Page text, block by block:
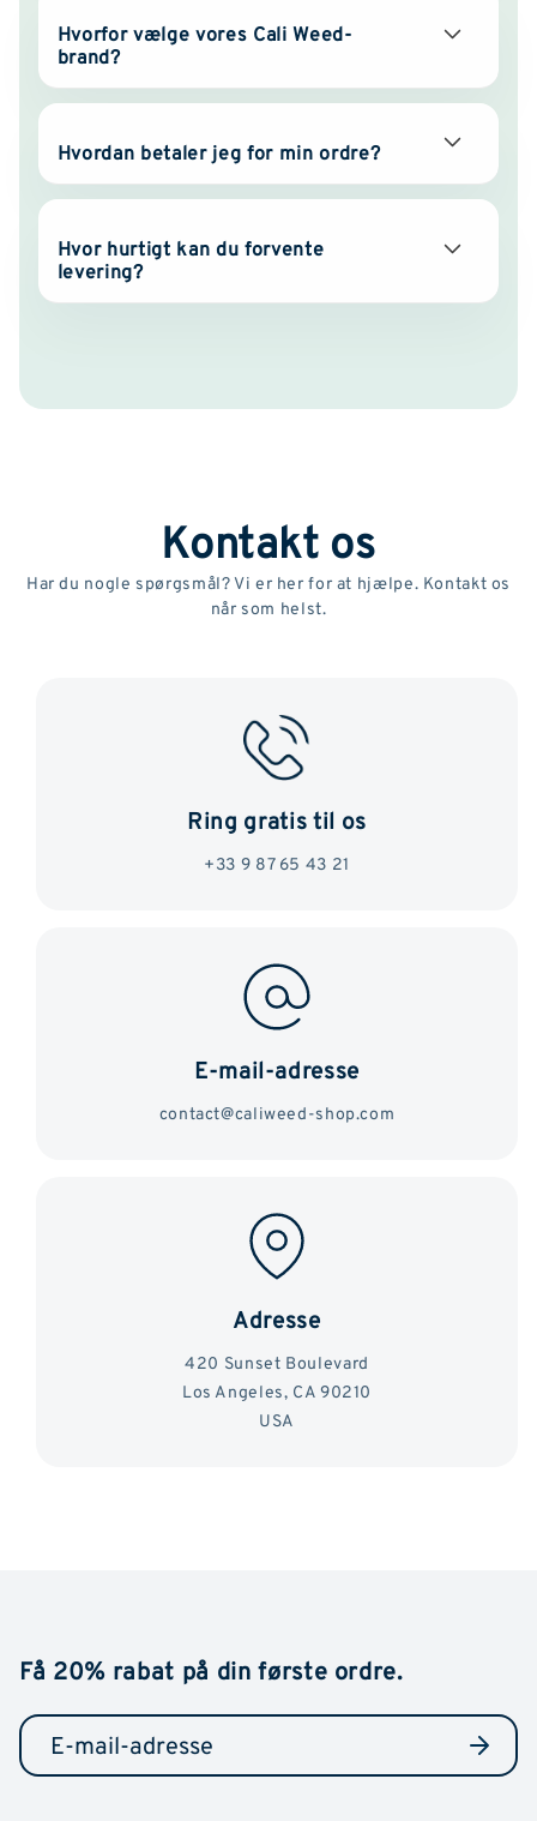
Hvorfor vælge vores Cali Weed-
brand?
Hvordan betaler jeg for min ordre?
Hvor hurtigt kan du forvente
levering?
Kontakt os
Har du nogle spørgsmål? Vi er her for at hjælpe. Kontakt os
når som helst.
Ring gratis til os
+33 9 87 65 43 21
E-mail-adresse
contact@caliweed-shop.com
Adresse
420 Sunset Boulevard
Los Angeles, CA 90210
USA
Få 20% rabat på din første ordre.